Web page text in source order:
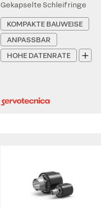
Gekapselte Schleifringe
KOMPAKTE BAUWEISE
ANPASSBAR
HOHE DATENRATE